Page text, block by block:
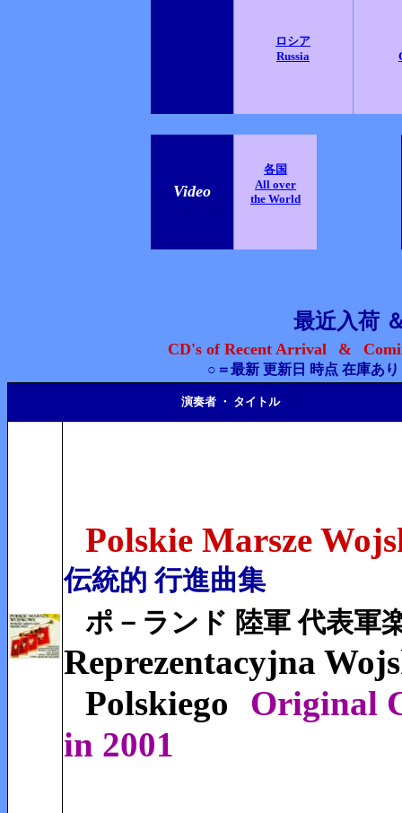
ロシア
Russia
Video
各国
All over
the World
最近入荷 ＆ 好評
CD's of Recent Arrival &
○ ＝最新 更新日 時点 在庫あり
演奏者 ・ タイトル
Polskie Marsze
伝統的 行進曲集
ポ－ランド 陸軍 代表
Reprezentacyjna
Polskiego
Original
in 2001